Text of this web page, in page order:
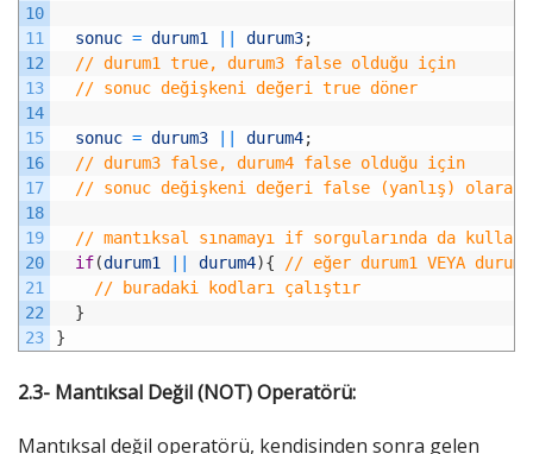
10
11
12
13
14
15
16
17
18
19
20
21
22
23
sonuc = durum1 durum3;
// durum1 true, durum3 false olduğu için
// sonuc değişkeni değeri true döner
sonuc = durum3 durum4;
// durum3 false, durum4 false olduğu için
// sonuc değişkeni değeri false (yanlış) olarak
// mantıksal sınamayı if sorgularında da
if(durum1 durum4){
// eğer durum1 VEYA
// buradaki kodları çalıştır
}
}
2.3- Mantıksal Değil (NOT) Operatörü:
Mantıksal değil operatörü, kendisinden sonra gelen